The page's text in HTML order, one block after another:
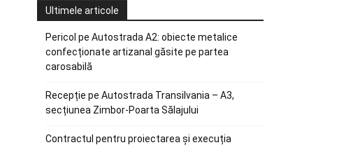
Ultimele articole
Pericol pe Autostrada A2: obiecte metalice
confecționate artizanal găsite pe partea
carosabilă
Recepție pe Autostrada Transilvania – A3,
secțiunea Zimbor-Poarta Sălajului
Contractul pentru proiectarea și execuția